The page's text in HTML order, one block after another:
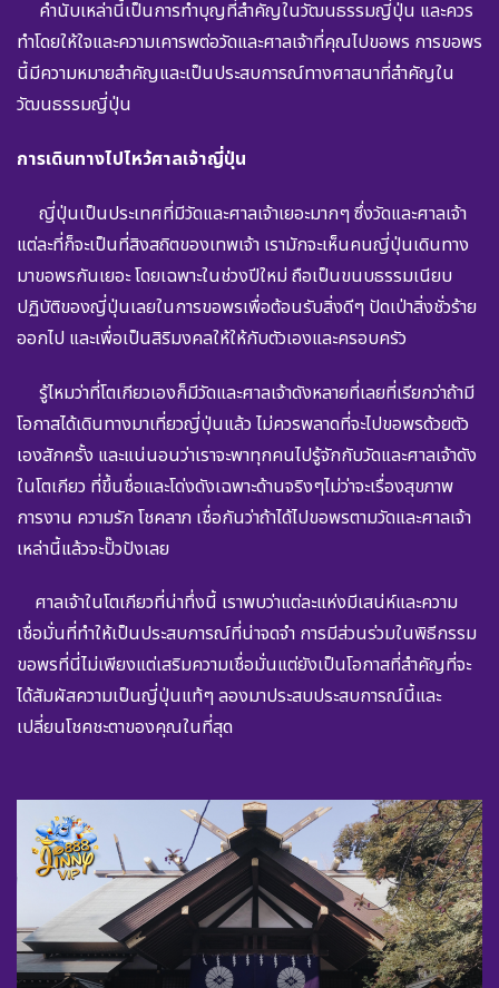
คำนับเหล่านี้เป็นการทำบุญที่สำคัญในวัฒนธรรมญี่ปุ่น และควร
ทำโดยให้ใจและความเคารพต่อวัดและศาลเจ้าที่คุณไปขอพร การขอพร
นี้มีความหมายสำคัญและเป็นประสบการณ์ทางศาสนาที่สำคัญใน
วัฒนธรรมญี่ปุ่น
การเดินทางไปไหว้ศาลเจ้าญี่ปุ่น
ญี่ปุ่นเป็นประเทศที่มีวัดและศาลเจ้าเยอะมากๆ ซึ่งวัดและศาลเจ้า
แต่ละที่ก็จะเป็นที่สิงสถิตของเทพเจ้า เรามักจะเห็นคนญี่ปุ่นเดินทาง
มาขอพรกันเยอะ โดยเฉพาะในช่วงปีใหม่ ถือเป็นขนบธรรมเนียบ
ปฏิบัติของญี่ปุ่นเลยในการขอพรเพื่อต้อนรับสิ่งดีๆ ปัดเป่าสิ่งชั่วร้าย
ออกไป และเพื่อเป็นสิริมงคลให้ให้กับตัวเองและครอบครัว
รู้ไหมว่าที่โตเกียวเองก็มีวัดและศาลเจ้าดังหลายที่เลยที่เรียกว่าถ้ามี
โอกาสได้เดินทางมาเที่ยวญี่ปุ่นแล้ว ไม่ควรพลาดที่จะไปขอพรด้วยตัว
เองสักครั้ง และแน่นอนว่าเราจะพาทุกคนไปรู้จักกับวัดและศาลเจ้าดัง
ในโตเกียว ที่ขึ้นชื่อและโด่งดังเฉพาะด้านจริงๆไม่ว่าจะเรื่องสุขภาพ
การงาน ความรัก โชคลาภ เชื่อกันว่าถ้าได้ไปขอพรตามวัดและศาลเจ้า
เหล่านี้แล้วจะปั๊วปังเลย
ศาลเจ้าในโตเกียวที่น่าทึ่งนี้ เราพบว่าแต่ละแห่งมีเสน่ห์และความ
เชื่อมั่นที่ทำให้เป็นประสบการณ์ที่น่าจดจำ การมีส่วนร่วมในพิธีกรรม
ขอพรที่นี่ไม่เพียงแต่เสริมความเชื่อมั่นแต่ยังเป็นโอกาสที่สำคัญที่จะ
ได้สัมผัสความเป็นญี่ปุ่นแท้ๆ ลองมาประสบประสบการณ์นี้และ
เปลี่ยนโชคชะตาของคุณในที่สุด